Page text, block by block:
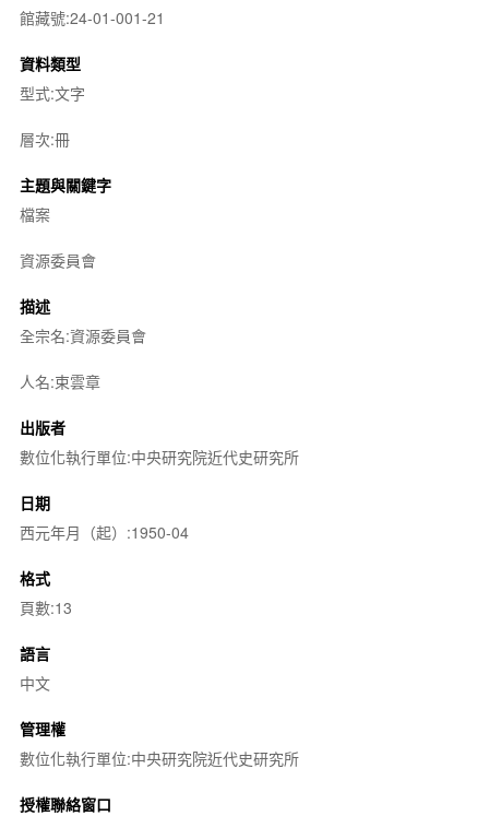
館藏號:24-01-001-21
資料類型
型式:文字
層次:冊
主題與關鍵字
檔案
資源委員會
描述
全宗名:資源委員會
人名:束雲章
出版者
數位化執行單位:中央研究院近代史研究所
日期
西元年月（起）:1950-04
格式
頁數:13
語言
中文
管理權
數位化執行單位:中央研究院近代史研究所
授權聯絡窗口